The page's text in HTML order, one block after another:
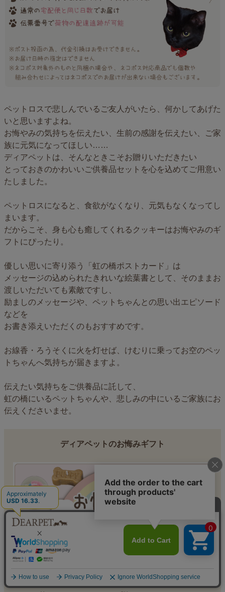
ペットロスで悲しんでいるご友人がいたら、何かしてあげた
いと思いますよね。
お悔やみの気持ちを伝えたい、生前の感謝を伝えたい、ご家
族に元気になってほしい……
ディアペットは、そんなときこそお贈りいただきたい
とっておきのかわいいご供養品セットを心を込めてご用意い
たしました。
ペットロスになると、食欲がなくなり、元気もなくなってし
まいます。
だからこそ、身も心も癒してくれるクッキーはお悔やみのギ
フトにぴったり。
優しい思いに寄り添う「虹の橋ポストカード」は
メッセージの込められたきれいな絵葉書として、そのままお
渡しいただいても素敵ですし、
励ましのメッセージや、ペットちゃんとの思い出エピソード
などを
お書き添えいただくのもおすすめです。
お線香・ろうそくに火を灯せば、けむりに乗ってお空のペッ
トちゃんへ気持ちが届きますよ。
伝えたい気持ちをご供養品に託して、
虹の橋にいるペットちゃんや、悲しみの中にいるご家族にお
伝えくださいませ。
ディアペットのお悔みギフト